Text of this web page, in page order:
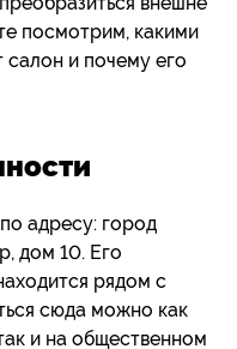
посмотрим, какими
салон и почему его
адресу: город
дом 10. Его
рядом с
сюда можно как
и на общественном